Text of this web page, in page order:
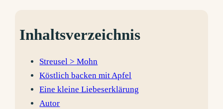
Inhaltsverzeichnis
Streusel > Mohn
Köstlich backen mit Apfel
Eine kleine Liebeserklärung
Autor